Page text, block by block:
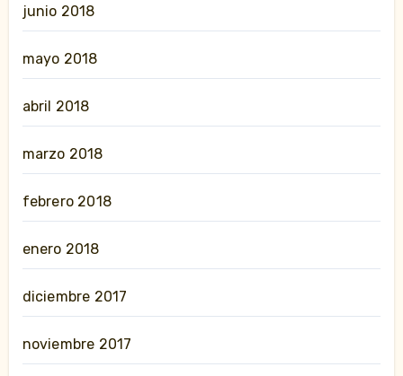
junio 2018
mayo 2018
abril 2018
marzo 2018
febrero 2018
enero 2018
diciembre 2017
noviembre 2017